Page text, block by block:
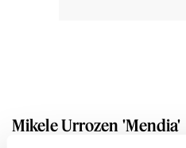
Mikele Urrozen 'Mendia'